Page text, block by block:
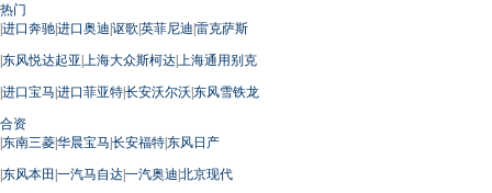
热门
|进口奔驰|进口奥迪|讴歌|英菲尼迪|雷克萨斯
|东风悦达起亚| 上海大众斯柯达| 上海通用别克
|进口宝马|进口菲亚特|长安沃尔沃|东风雪铁龙
合资
|东南三菱|华晨宝马|长安福特|东风日产
|东风本田 |一汽马自达|一汽奥迪|北京现代